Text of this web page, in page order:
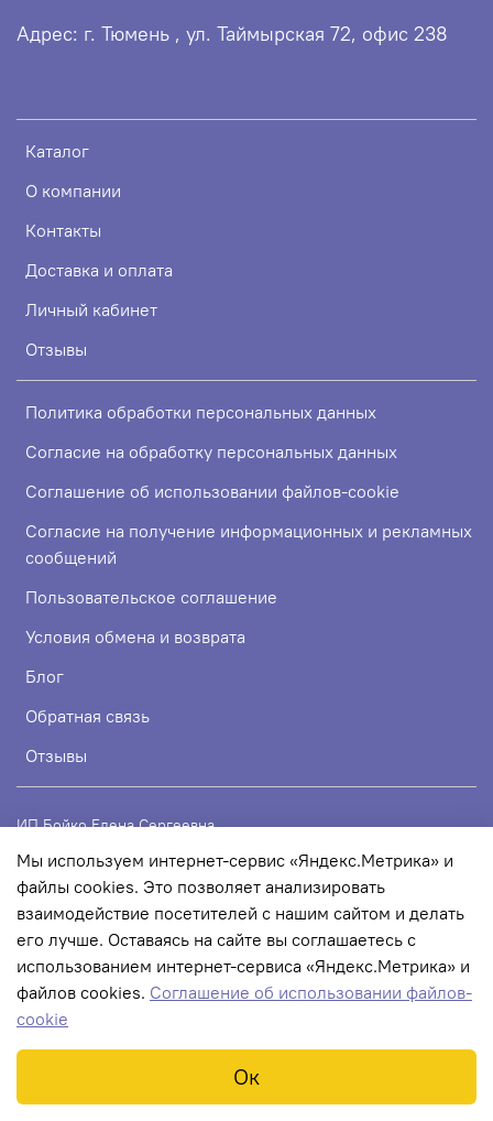
В корзину
Каталог
О компании
Контакты
Доставка и оплата
Личный кабинет
Отзывы
Политика обработки персональных данных
Согласие на обработку персональных данных
Соглашение об использовании файлов-cookie
Согласие на получение информационных и рекламных
сообщений
Пользовательское соглашение
Условия обмена и возврата
Блог
Обратная связь
Отзывы
Адрес: г. Тюмень , ул. Таймырская 72, офис 238
ИП Бойко Елена Сергеевна
ИНН 720319113307
ОГРНИП 324723200067956
© 2022 Любое использование контента без письменного
разрешения запрещено
Мы используем интернет-сервис «Яндекс.Метрика» и
файлы cookies. Это позволяет анализировать
взаимодействие посетителей с нашим сайтом и делать
его лучше. Оставаясь на сайте вы соглашаетесь с
использованием интернет-сервиса «Яндекс.Метрика» и
файлов cookies. Соглашение об использовании файлов-
cookie
Ок